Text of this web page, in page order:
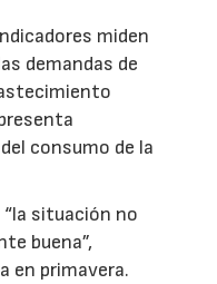
miden
demandas de
consumo de la
situación no
buena”,
en primavera.